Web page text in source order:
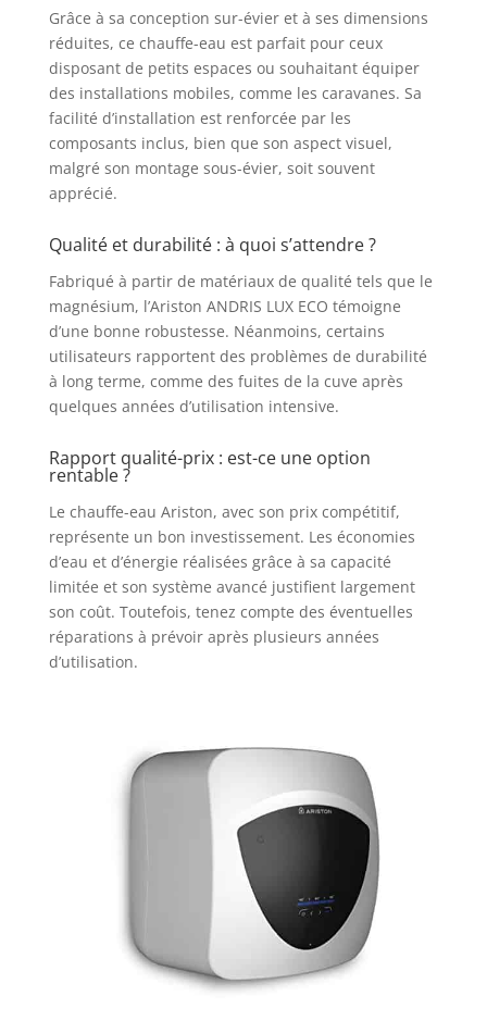
calcaire.Certifié
conforme aux
normes françaises et
européennes de
sécurité électrique
et mécanique.
Certifié CE Réglage
de la température
LED Installation
facile et rapide grâce
au système
d’accroche simple
Opérations de
maintenance
facilitées grâce à
l’ouverture de la
au thermostat à
canne. Garantie 3
pièces
Grâce à sa conception sur-évier et à ses dimensions
réduites, ce chauffe-eau est parfait pour ceux
disposant de petits espaces ou souhaitant équiper
des installations mobiles, comme les caravanes. Sa
facilité d’installation est renforcée par les
composants inclus, bien que son aspect visuel,
malgré son montage sous-évier, soit souvent
apprécié.
Qualité et durabilité : à quoi s’attendre ?
Fabriqué à partir de matériaux de qualité tels que le
magnésium, l’Ariston ANDRIS LUX ECO témoigne
d’une bonne robustesse. Néanmoins, certains
utilisateurs rapportent des problèmes de durabilité
à long terme, comme des fuites de la cuve après
quelques années d’utilisation intensive.
Rapport qualité-prix : est-ce une option
rentable ?
Le chauffe-eau Ariston, avec son prix compétitif,
représente un bon investissement. Les économies
d’eau et d’énergie réalisées grâce à sa capacité
limitée et son système avancé justifient largement
son coût. Toutefois, tenez compte des éventuelles
réparations à prévoir après plusieurs années
d’utilisation.